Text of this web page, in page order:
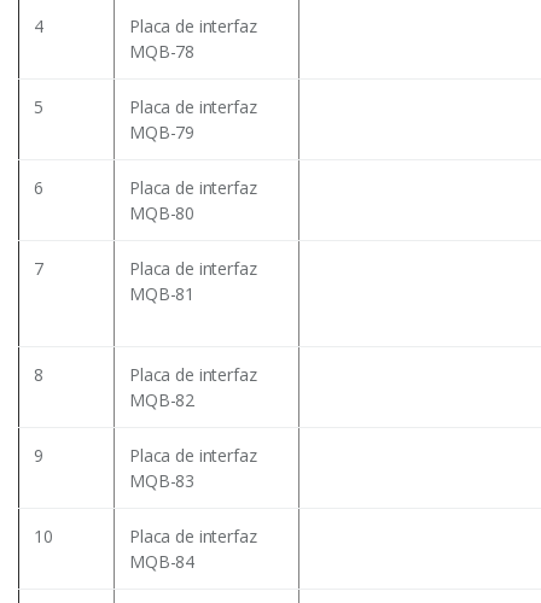
4
Placa de interfaz
MQB-78
5
Placa de interfaz
MQB-79
6
Placa de interfaz
MQB-80
7
Placa de interfaz
MQB-81
8
Placa de interfaz
MQB-82
9
Placa de interfaz
MQB-83
10
Placa de interfaz
MQB-84